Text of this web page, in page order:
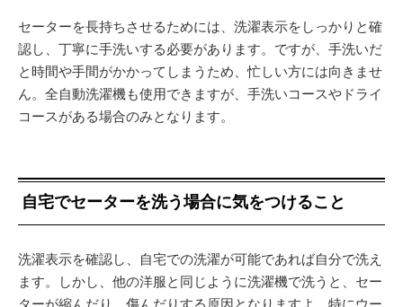
セーターを長持ちさせるためには、洗濯表示をしっかりと確
認し、丁寧に手洗いする必要があります。ですが、手洗いだ
と時間や手間がかかってしまうため、忙しい方には向きませ
ん。全自動洗濯機も使用できますが、手洗いコースやドライ
コースがある場合のみとなります。
自宅でセーターを洗う場合に気をつけること
洗濯表示を確認し、自宅での洗濯が可能であれば自分で洗え
ます。しかし、他の洋服と同じように洗濯機で洗うと、セー
ターが縮んだり、傷んだりする原因となりますよ。特にウー